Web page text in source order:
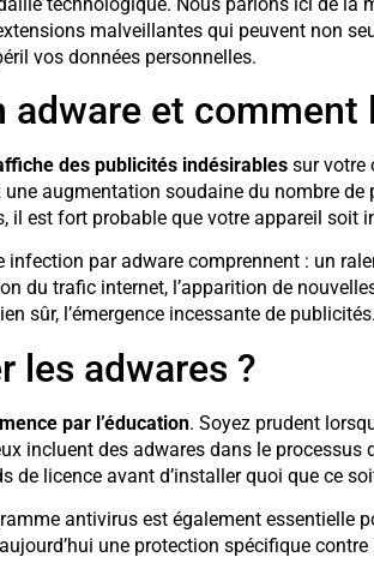
malveillantes qui peuvent non
vos données personnelles.
adware et
des publicités indésirablessur votre
augmentation soudaine du nombre
il est fort probable que votre appareil soit
infection par adware comprennent : un
du trafic internet, l’apparition de
sûr, l’émergence incessante de publicités.
les adwares ?
par l’éducation. Soyez prudent
incluent des adwares dans le processus
de licence avant d’installer quoi que ce
antivirus est également essentielle
une protection spécifique contre